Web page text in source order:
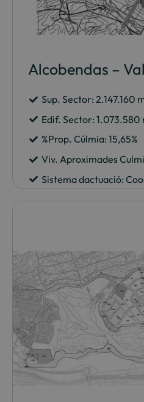
Alcobendas –
Sup. Sector: 2.147.160
Edif. Sector: 1.073.580
%Prop. Cúlmia: 15,65%
Viv. Aproximades
Sistema dactuació: